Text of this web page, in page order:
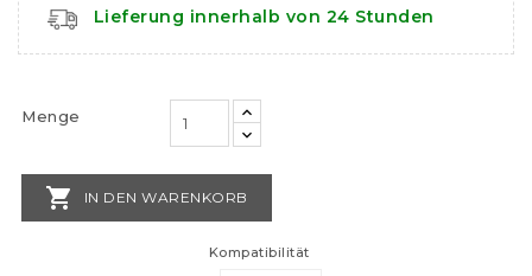
Lieferung innerhalb von 24 Stunden
Menge
 IN DEN WARENKORB
Kompatibilität